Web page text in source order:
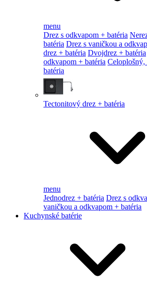
menu
Drez s odkvapom + batéria
batéria Drez s vaničkou a
drez + batéria Dvojdrez + batéria
odkvapom + batéria Celoplošný,
batéria
Tectonitový drez + batéria
menu
Jednodrez + batéria Drez s
vaničkou a odkvapom + batéria
Kuchynské batérie